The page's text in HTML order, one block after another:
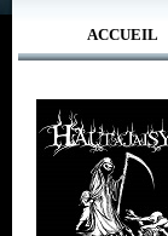
ACCUEIL